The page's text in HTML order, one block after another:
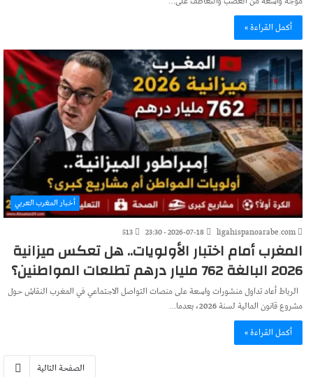
أكمل القراءة »
أخبار المغرب العربي
ligahispanoarabe.com
2026-07-18 - 23:30
513
المغرب أمام اختبار الأولويات.. هل تعكس ميزانية
2026 البالغة 762 مليار درهم تطلعات المواطنين؟
الرباط أعاد تداول منشورات واسعة على منصات التواصل الاجتماعي في المغرب النقاش حول
مشروع قانون المالية لسنة 2026، بعدما…
أكمل القراءة »
الصفحة التالية